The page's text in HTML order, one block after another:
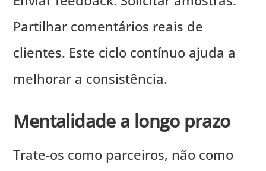
Partilhar comentários reais de
clientes. Este ciclo contínuo ajuda a
melhorar a consistência.
Mentalidade a longo prazo
Trate-os como parceiros, não como